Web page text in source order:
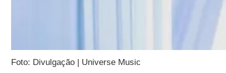
Foto: Divulgação | Universe Music